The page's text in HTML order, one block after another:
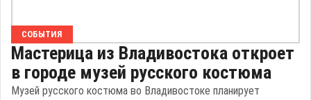
СОБЫТИЯ
Мастерица из Владивостока откроет
в городе музей русского костюма
Музей русского костюма во Владивостоке планирует